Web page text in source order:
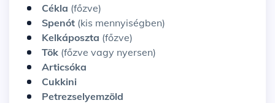
Cékla (főzve)
Spenót (kis mennyiségben)
Kelkáposzta (főzve)
Tök (főzve vagy nyersen)
Articsóka
Cukkini
Petrezselyemzöld